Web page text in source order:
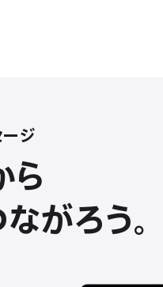
ジ
ら
が ろ う 。